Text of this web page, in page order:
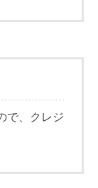
で、クレジ